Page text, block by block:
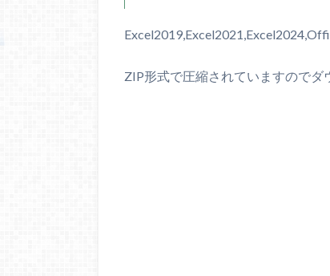
ZIP形式で圧縮されていますのでダ